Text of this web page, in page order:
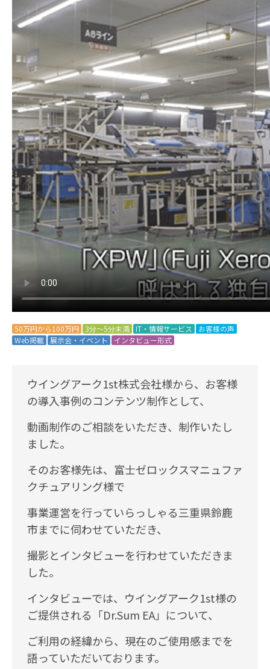
50万円から100万円 3分～5分未満 IT・情報サービス
お客様の声
Web掲載
展示会・イベント インタビュー形式
ウイングアーク1st株式会社様から、お客様
の導入事例のコンテンツ制作として、
動画制作のご相談をいただき、制作いたし
ました。
そのお客様先は、富士ゼロックスマニュファ
クチュアリング様で
事業運営を行っていらっしゃる三重県鈴鹿
市までに伺わせていただき、
撮影とインタビューを行わせていただきま
した。
インタビューでは、ウイングアーク1st様の
ご提供される「Dr.Sum EA」について、
ご利用の経緯から、現在のご使用感までを
語っていただいております。